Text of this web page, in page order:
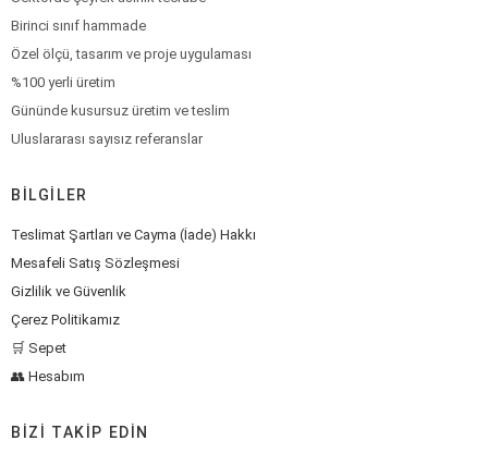
Birinci sınıf hammade
Özel ölçü, tasarım ve proje uygulaması
%100 yerli üretim
Gününde kusursuz üretim ve teslim
Uluslararası sayısız referanslar
BILGILER
Teslimat Şartları ve Cayma (İade) Hakkı
Mesafeli Satış Sözleşmesi
Gizlilik ve Güvenlik
Çerez Politikamız
🛒 Sepet
👥 Hesabım
BIZI TAKIP EDIN